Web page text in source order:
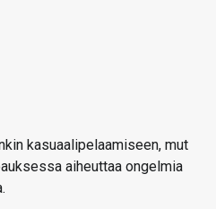
kasuaalipelaamiseen, mut
aiheuttaa ongelmia